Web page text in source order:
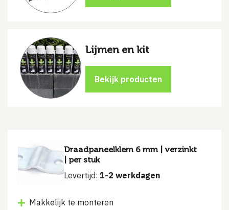
Lijmen en kit
Draadpaneelklem 6 mm | verzinkt
| per stuk
Levertijd: 1-2 werkdagen
Makkelijk te monteren